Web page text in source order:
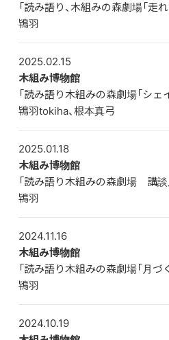
「読み語り、木組みの森劇場「走れ
鴇羽
2025.02.15
木組み博物館
「読み語り木組みの森劇場「シ
鴇羽tokiha、根本真弓
2025.01.18
木組み博物館
「読み語り木組みの森劇場 講談
鴇羽
2024.11.16
木組み博物館
「読み語り木組みの森劇場「月づ
鴇羽
2024.10.19